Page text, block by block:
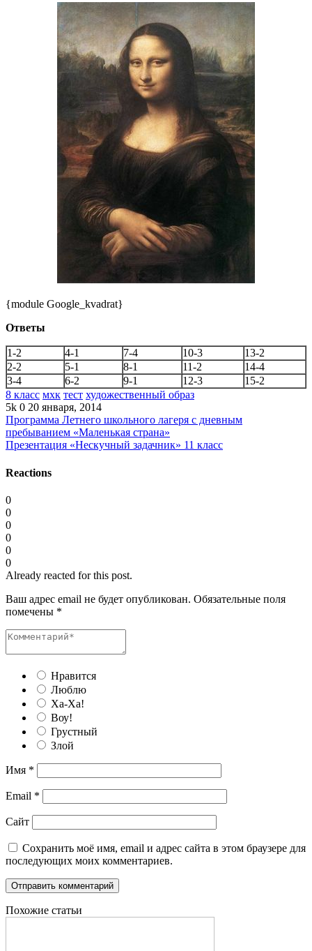
{module Google_kvadrat}
Ответы
1-2 4-1 7-4 10-3
13-2
2-2
5-1 8-1 11-2
14-4
3-4
6-2 9-1 12-3
15-2
8 класс мхк тест художественный образ
5k 0 20 января, 2014
Программа Летнего школьного лагеря с дневным
пребыванием «Маленькая страна»
Презентация «Нескучный задачник» 11 класс
Reactions
0
0
0
0
0
0
Already reacted for this post.
Ваш адрес email не будет опубликован. Обязательные поля
помечены *
Нравится
Люблю
Ха-Ха!
Воу!
Грустный
Злой
Имя *
Email *
Сайт
Сохранить моё имя, email и адрес сайта в этом браузере для
последующих моих комментариев.
Похожие статьи